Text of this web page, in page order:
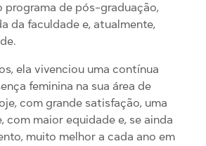
programa de pós-graduação,
da faculdade e, atualmente,
ela vivenciou uma contínua
feminina na sua área de
com grande satisfação, uma
com maior equidade e, se ainda
muito melhor a cada ano em